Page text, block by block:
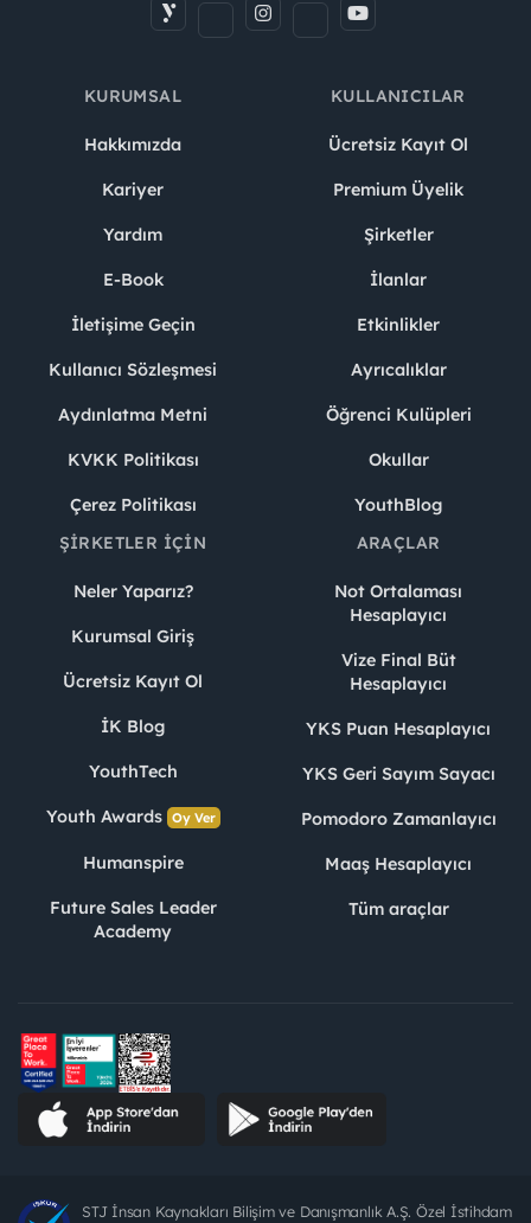
KURUMSAL
Hakkımızda
Kariyer
Yardım
E-Book
İletişime Geçin
Kullanıcı Sözleşmesi
Aydınlatma Metni
KVKK Politikası
Çerez Politikası
KULLANICILAR
Ücretsiz Kayıt Ol
Premium Üyelik
Şirketler
İlanlar
Etkinlikler
Ayrıcalıklar
Öğrenci Kulüpleri
Okullar
YouthBlog
ŞIRKETLER İÇIN
Neler Yaparız?
Kurumsal Giriş
Ücretsiz Kayıt Ol
İK Blog
YouthTech
Youth Awards Oy Ver
Humanspire
Future Sales Leader
Academy
ARAÇLAR
Not Ortalaması
Hesaplayıcı
Vize Final Büt
Hesaplayıcı
YKS Puan Hesaplayıcı
YKS Geri Sayım Sayacı
Pomodoro Zamanlayıcı
Maaş Hesaplayıcı
Tüm araçlar
STJ İnsan Kaynakları Bilişim ve Danışmanlık A.Ş. Özel İstihdam